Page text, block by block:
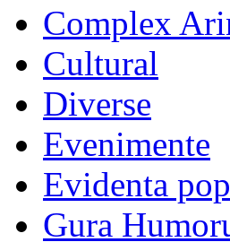
Complex
Cultural
Diverse
Evenimente
Evidenta
Gura